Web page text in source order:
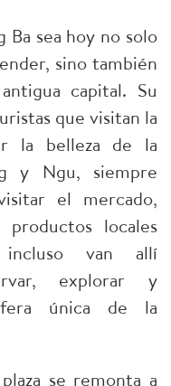
sea hoy no solo
sino también
capital. Su
que visitan la
la belleza de la
y Ngu, siempre
el mercado,
productos locales
incluso van allí
explorar y
única de la
se remonta a